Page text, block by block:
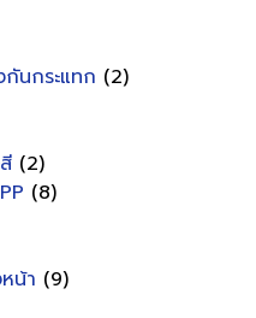
นกระแทก (2)
(2)
(8)
น้า (9)